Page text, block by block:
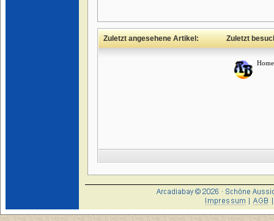
Zuletzt angesehene Artikel: Zuletzt
Home